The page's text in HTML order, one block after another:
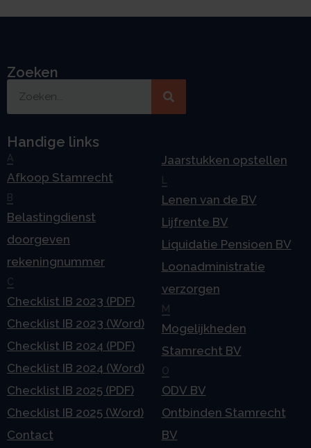
Zoeken
Handige links
A
Afkoop Stamrecht
B
Belastingdienst
doorgeven
rekeningnummer
C
Checklist IB 2023 (PDF)
Checklist IB 2023 (Word)
Checklist IB 2024 (PDF)
Checklist IB 2024 (Word)
Checklist IB 2025 (PDF)
Checklist IB 2025 (Word)
Contact
Jaarstukken opstellen
L
Lenen van de BV
Lijfrente BV
Liquidatie Pensioen BV
Loonadministratie
verzorgen
M
Mogelijkheden
Stamrecht BV
O
ODV BV
Ontbinden Stamrecht
BV